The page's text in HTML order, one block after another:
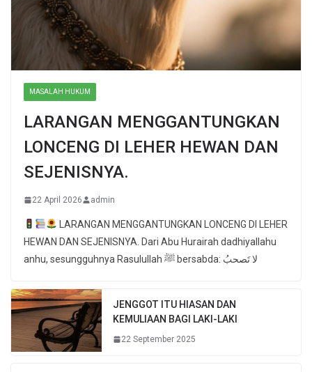
MASALAH HUKUM
LARANGAN MENGGANTUNGKAN
LONCENG DI LEHER HEWAN DAN
SEJENISNYA.
22 April 2026 admin
LARANGAN MENGGANTUNGKAN LONCENG DI LEHER
HEWAN DAN SEJENISNYA. Dari Abu Hurairah dadhiyallahu
anhu, sesungguhnya Rasulullah ﷺ bersabda: لا تَصحبُ
JENGGOT ITU HIASAN DAN
KEMULIAAN BAGI LAKI-LAKI
22 September 2025